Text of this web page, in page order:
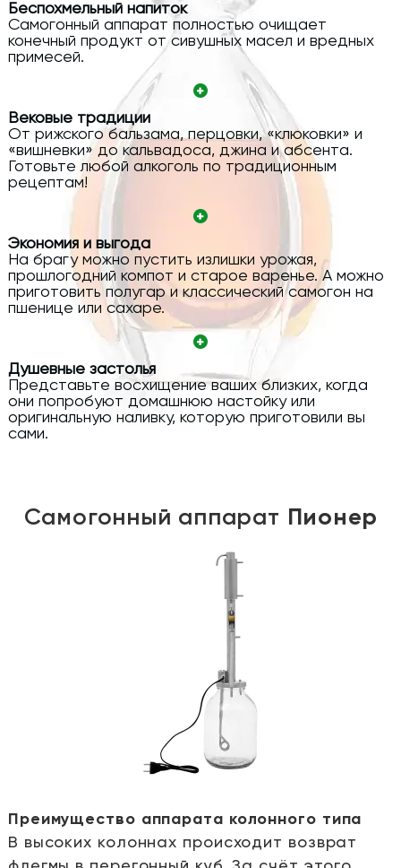
Беспохмельный напиток
Самогонный аппарат полностью очищает
конечный продукт от сивушных масел и вредных
примесей.
Вековые традиции
От рижского бальзама, перцовки, «клюковки» и
«вишневки» до кальвадоса, джина и абсента.
Готовьте любой алкоголь по традиционным
рецептам!
Экономия и выгода
На брагу можно пустить излишки урожая,
прошлогодний компот и старое варенье. А можно
приготовить полугар и классический самогон на
пшенице или сахаре.
Душевные застолья
Представьте восхищение ваших близких, когда
они попробуют домашнюю настойку или
оригинальную наливку, которую приготовили вы
сами.
Самогонный аппарат Пионер
Преимущество аппарата колонного типа
В высоких колоннах происходит возврат